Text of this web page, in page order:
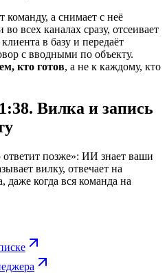
команду, а снимает с неё
всех каналах сразу, отсеивает
в базу и передаёт
с вводными по объекту.
кто готов, а не к каждому, кто
Вилка и запись
позже»: ИИ знает ваши
вилку, отвечает на
даже когда вся команда на